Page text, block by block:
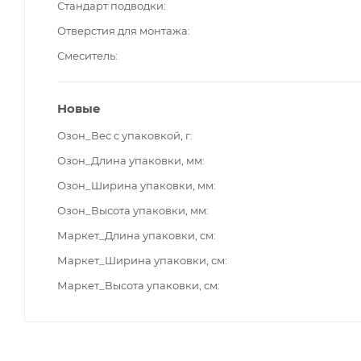
Стандарт подводки
Отверстия для монтажа
Смеситель
Новые
Озон_Вес с упаковкой, г
Озон_Длина упаковки, мм
Озон_Ширина упаковки, мм
Озон_Высота упаковки, мм
Маркет_Длина упаковки, см
Маркет_Ширина упаковки, см
Маркет_Высота упаковки, см